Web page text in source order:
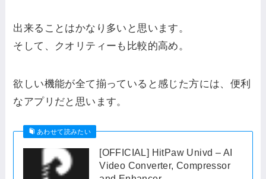
出来ることはかなり多いと思います。
そして、クオリティーも比較的高め。
欲しい機能が全て揃っていると感じた方には、便利
なアプリだと思います。
あわせて読みたい
[OFFICIAL] HitPaw Univd – AI
Video Converter, Compressor